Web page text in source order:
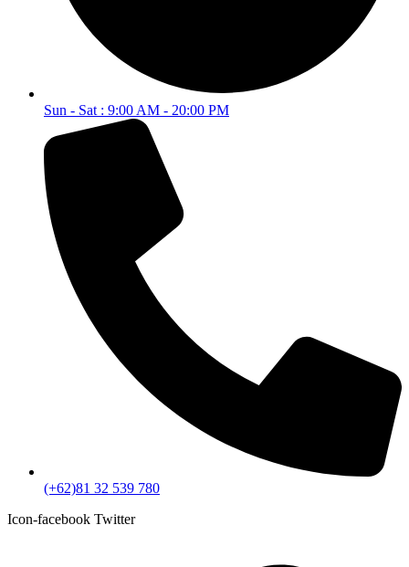
Sun - Sat : 9:00 AM - 20:00 PM
(+62)81 32 539 780
Icon-facebook Twitter